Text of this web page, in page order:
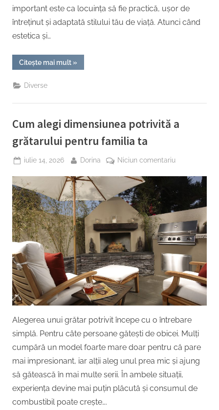
important este ca locuința să fie practică, ușor de
întreținut și adaptată stilului tău de viață. Atunci când
estetica și…
Citește mai mult“Cum
îmbini
amenajarea
»
Diverse
Cum alegi dimensiunea potrivită a
grătarului pentru familia ta
Posted
iulie 14, 2026 By
Dorina Niciun comentariula
alegi
dimensiunea
potrivită
grătarului
pentru
familia
ta
Alegerea unui grătar potrivit începe cu o întrebare
simplă. Pentru câte persoane gătești de obicei. Mulți
cumpără un model foarte mare doar pentru că pare
mai impresionant, iar alții aleg unul prea mic și ajung
să gătească în mai multe serii. În ambele situații,
experiența devine mai puțin plăcută și consumul de
combustibil poate crește….